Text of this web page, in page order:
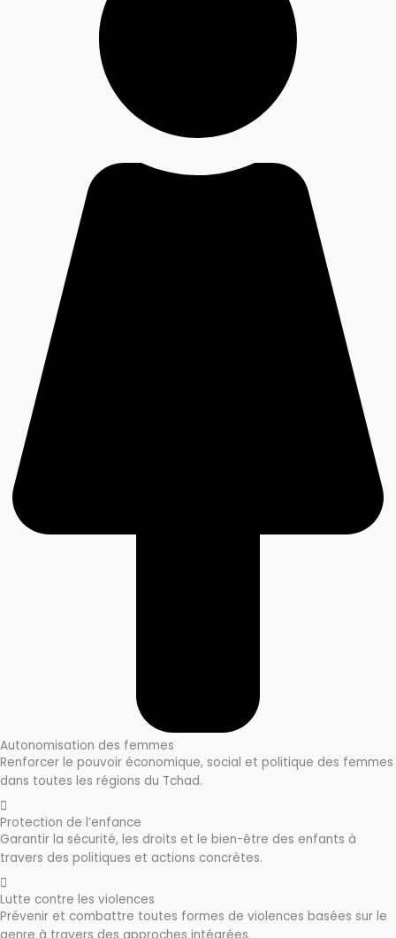
Autonomisation des femmes
Renforcer le pouvoir économique, social et politique des femmes
dans toutes les régions du Tchad.
Protection de l’enfance
Garantir la sécurité, les droits et le bien-être des enfants à
travers des politiques et actions concrètes.
Lutte contre les violences
Prévenir et combattre toutes formes de violences basées sur le